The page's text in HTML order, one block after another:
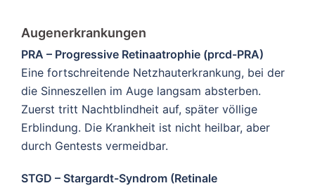
Augen­erkrankungen
PRA – Progressive Retinaatrophie (prcd-PRA)
Eine fortschreitende Netzhauterkrankung, bei der
die Sinneszellen im Auge langsam absterben.
Zuerst tritt Nachtblindheit auf, später völlige
Erblindung. Die Krankheit ist nicht heilbar, aber
durch Gentests vermeidbar.
STGD – Stargardt-Syndrom (Retinale